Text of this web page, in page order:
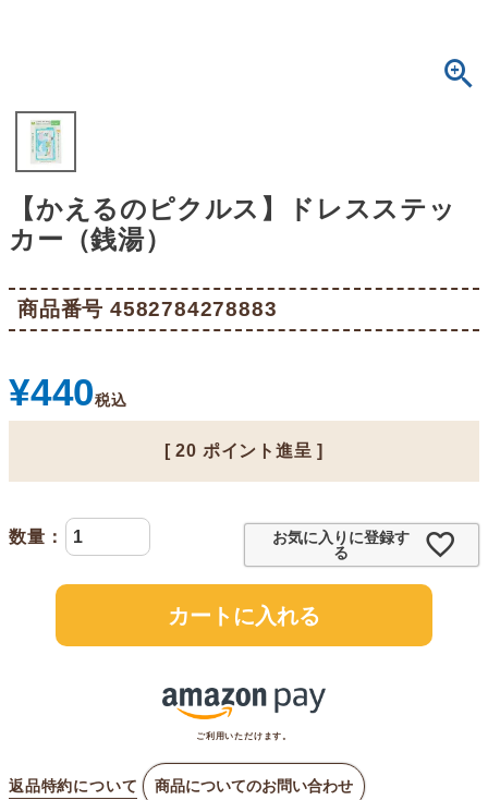
【かえるのピクルス】ドレスステッ
カー（銭湯）
商品番号 4582784278883
¥440税込
[ 20 ポイント進呈 ]
お気に入りに登録す
る
カートに入れる
ご利用いただけます。
返品特約について 商品についてのお問い合わせ